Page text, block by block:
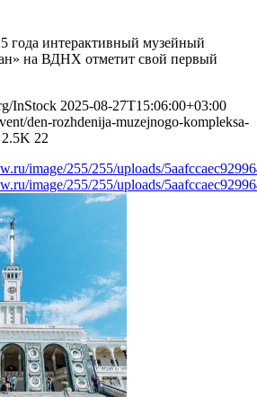
года интерактивный музейный
на ВДНХ отметит свой первый
InStock 2025-08-27T15:06:00+03:00
den-rozhdenija-muzejnogo-kompleksa-
2.5K 22
image/255/255/uploads/
image/255/255/uploads/